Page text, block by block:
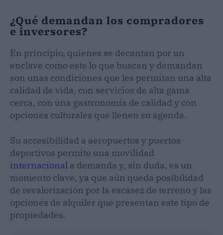
¿Qué demandan los compradores
e inversores?
En principio, quienes se decantan por un
enclave como este lo que buscan y demandan
son unas condiciones que les permitan una alta
calidad de vida, con servicios de alta gama
cerca, con una gastronomía de calidad y con
opciones culturales que llenen su agenda.
Su accesibilidad a aeropuertos y puertos
deportivos permite una movilidad
internacional a demanda y, sin duda, es un
momento clave, ya que aún queda posibilidad
de revalorización por la escasez de terreno y las
opciones de alquiler que presentan este tipo de
propiedades.